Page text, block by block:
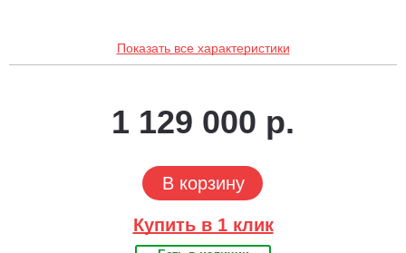
Показать все характеристики
1 129 000 р.
В корзину
Купить в 1 клик